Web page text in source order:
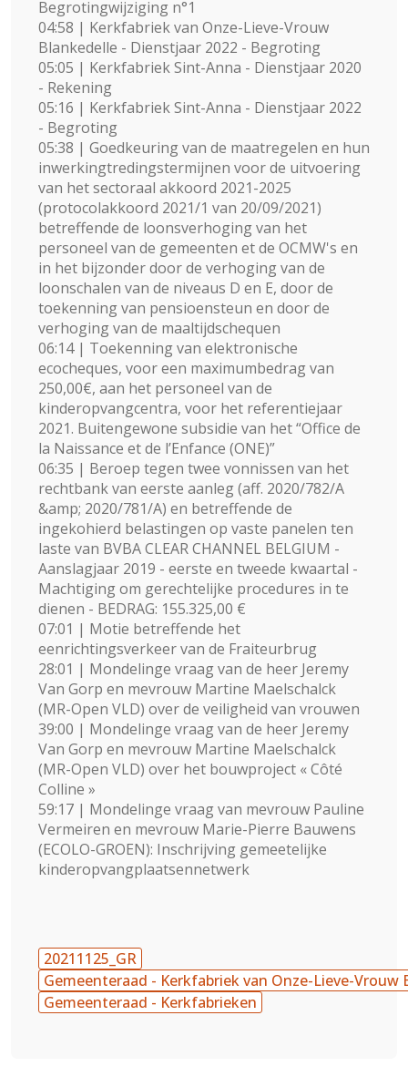
Begrotingwijziging n°1
04:58 | Kerkfabriek van Onze-Lieve-Vrouw
Blankedelle - Dienstjaar 2022 - Begroting
05:05 | Kerkfabriek Sint-Anna - Dienstjaar 2020
- Rekening
05:16 | Kerkfabriek Sint-Anna - Dienstjaar 2022
- Begroting
05:38 | Goedkeuring van de maatregelen en hun
inwerkingtredingstermijnen voor de uitvoering
van het sectoraal akkoord 2021-2025
(protocolakkoord 2021/1 van 20/09/2021)
betreffende de loonsverhoging van het
personeel van de gemeenten et de OCMW's en
in het bijzonder door de verhoging van de
loonschalen van de niveaus D en E, door de
toekenning van pensioensteun en door de
verhoging van de maaltijdschequen
06:14 | Toekenning van elektronische
ecocheques, voor een maximumbedrag van
250,00€, aan het personeel van de
kinderopvangcentra, voor het referentiejaar
2021. Buitengewone subsidie van het “Office de
la Naissance et de l’Enfance (ONE)”
06:35 | Beroep tegen twee vonnissen van het
rechtbank van eerste aanleg (aff. 2020/782/A
&amp; 2020/781/A) en betreffende de
ingekohierd belastingen op vaste panelen ten
laste van BVBA CLEAR CHANNEL BELGIUM -
Aanslagjaar 2019 - eerste en tweede kwaartal -
Machtiging om gerechtelijke procedures in te
dienen - BEDRAG: 155.325,00 €
07:01 | Motie betreffende het
eenrichtingsverkeer van de Fraiteurbrug
28:01 | Mondelinge vraag van de heer Jeremy
Van Gorp en mevrouw Martine Maelschalck
(MR-Open VLD) over de veiligheid van vrouwen
39:00 | Mondelinge vraag van de heer Jeremy
Van Gorp en mevrouw Martine Maelschalck
(MR-Open VLD) over het bouwproject « Côté
Colline »
59:17 | Mondelinge vraag van mevrouw Pauline
Vermeiren en mevrouw Marie-Pierre Bauwens
(ECOLO-GROEN): Inschrijving gemeetelijke
kinderopvangplaatsennetwerk
20211125_GR
Gemeenteraad - Kerkfabriek van Onze-Lieve-Vrouw
Gemeenteraad - Kerkfabrieken